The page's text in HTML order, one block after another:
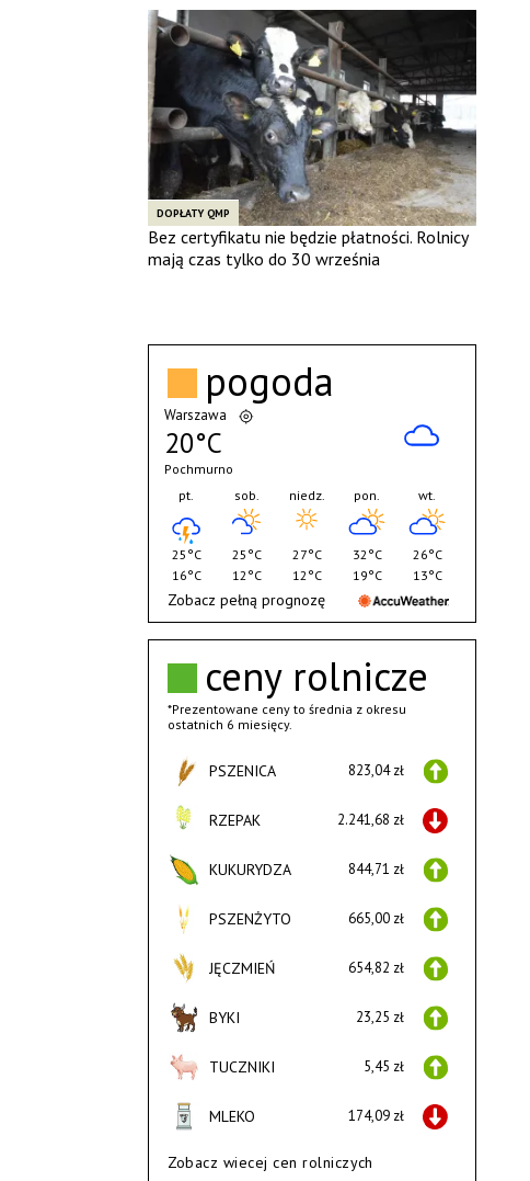
DOPŁATY QMP
Bez certyfikatu nie będzie płatności. Rolnicy
mają czas tylko do 30 września
ceny rolnicze
*Prezentowane ceny to średnia z okresu
ostatnich 6 miesięcy.
PSZENICA 823,04 zł
RZEPAK 2.241,68 zł
KUKURYDZA 844,71 zł
PSZENŻYTO 665,00 zł
JĘCZMIEŃ 654,82 zł
BYKI 23,25 zł
TUCZNIKI 5,45 zł
MLEKO 174,09 zł
Zobacz wiecej cen rolniczych
pogoda
Warszawa
20°C
Pochmurno
pt.
25°C
16°C
sob.
25°C
12°C
niedz.
27°C
12°C
pon.
32°C
19°C
wt.
26°C
13°C
Zobacz pełną prognozę